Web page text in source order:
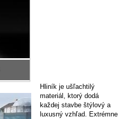
Hliník je ušľachtilý
materiál, ktorý dodá
každej stavbe štýlový a
luxusný vzhľad. Extrémne